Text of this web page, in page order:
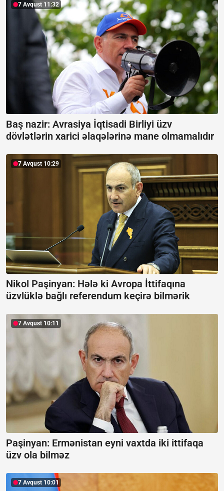
7 Avqust 11:32
Baş nazir: Avrasiya İqtisadi Birliyi üzv
dövlətlərin xarici əlaqələrinə mane olmamalıdır
7 Avqust 10:29
Nikol Paşinyan: Hələ ki Avropa İttifaqına
üzvlüklə bağlı referendum keçirə bilmərik
7 Avqust 10:11
Paşinyan: Ermənistan eyni vaxtda iki ittifaqa
üzv ola bilməz
7 Avqust 10:01